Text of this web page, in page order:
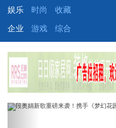
娱乐 时尚 收藏
企业 游戏 综合
Previous